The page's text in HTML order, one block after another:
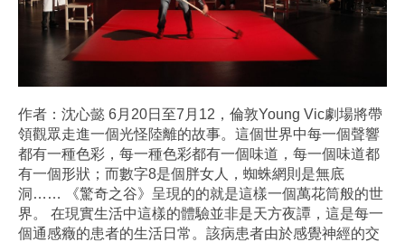
作者：沈心懿 6月20日至7月12，倫敦Young Vic劇場將帶
領觀眾走進一個光怪陸離的故事。這個世界中每一個聲響
都有一種色彩，每一種色彩都有一個味道，每一個味道都
有一個形狀；而數字8是個胖女人，蜘蛛網則是無底
洞…… 《驚奇之谷》呈現的的就是這樣一個萬花筒般的世
界。 在現實生活中這樣的體驗並非是天方夜譚，這是每一
個通感癥的患者的生活日常。該病患者由於感覺神經的交